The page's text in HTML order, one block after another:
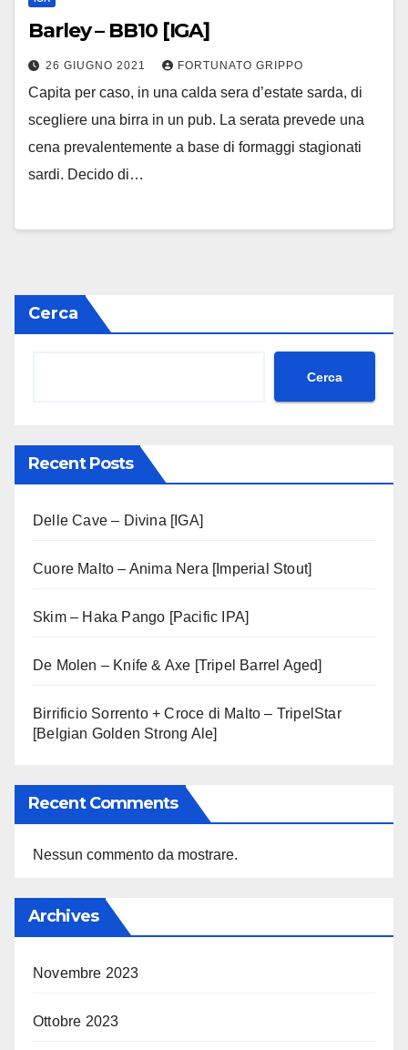
Barley – BB10 [IGA]
26 GIUGNO 2021 FORTUNATO GRIPPO
Capita per caso, in una calda sera d’estate sarda, di
scegliere una birra in un pub. La serata prevede una
cena prevalentemente a base di formaggi stagionati
sardi. Decido di…
Cerca
Cerca
Recent Posts
Delle Cave – Divina [IGA]
Cuore Malto – Anima Nera [Imperial Stout]
Skim – Haka Pango [Pacific IPA]
De Molen – Knife & Axe [Tripel Barrel Aged]
Birrificio Sorrento + Croce di Malto – TripelStar
[Belgian Golden Strong Ale]
Recent Comments
Nessun commento da mostrare.
Archives
Novembre 2023
Ottobre 2023